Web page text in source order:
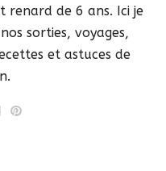
de 6 ans. Ici je
sorties, voyages,
et astuces de